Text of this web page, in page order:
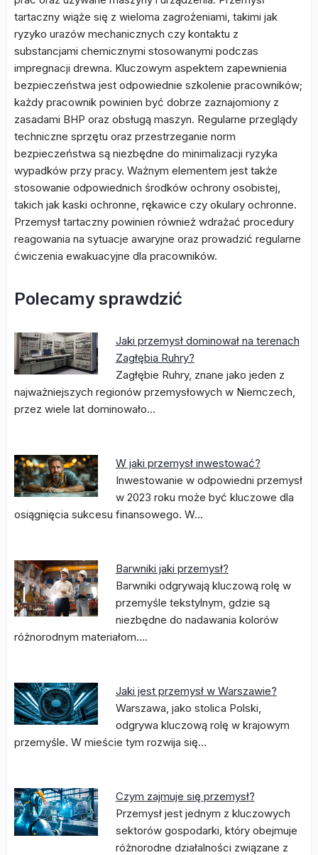
tartaczny wiąże się z wieloma zagrożeniami, takimi jak
ryzyko urazów mechanicznych czy kontaktu z
substancjami chemicznymi stosowanymi podczas
impregnacji drewna. Kluczowym aspektem zapewnienia
bezpieczeństwa jest odpowiednie szkolenie pracowników;
każdy pracownik powinien być dobrze zaznajomiony z
zasadami BHP oraz obsługą maszyn. Regularne przeglądy
techniczne sprzętu oraz przestrzeganie norm
bezpieczeństwa są niezbędne do minimalizacji ryzyka
wypadków przy pracy. Ważnym elementem jest także
stosowanie odpowiednich środków ochrony osobistej,
takich jak kaski ochronne, rękawice czy okulary ochronne.
Przemysł tartaczny powinien również wdrażać procedury
reagowania na sytuacje awaryjne oraz prowadzić regularne
ćwiczenia ewakuacyjne dla pracowników.
Polecamy sprawdzić
Jaki przemysł dominował na terenach
Zagłębia Ruhry?
Zagłębie Ruhry, znane jako jeden z
najważniejszych regionów przemysłowych w Niemczech,
przez wiele lat dominowało…
W jaki przemysł inwestować?
Inwestowanie w odpowiedni przemysł
w 2023 roku może być kluczowe dla
osiągnięcia sukcesu finansowego. W…
Barwniki jaki przemysł?
Barwniki odgrywają kluczową rolę w
przemyśle tekstylnym, gdzie są
niezbędne do nadawania kolorów
różnorodnym materiałom.…
Jaki jest przemysł w Warszawie?
Warszawa, jako stolica Polski,
odgrywa kluczową rolę w krajowym
przemyśle. W mieście tym rozwija się…
Czym zajmuje się przemysł?
Przemysł jest jednym z kluczowych
sektorów gospodarki, który obejmuje
różnorodne działalności związane z